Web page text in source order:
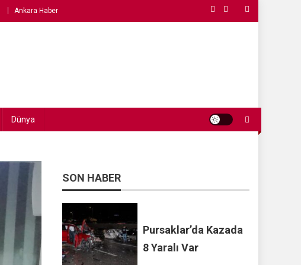
Ankara Haber
Dünya
SON HABER
Pursaklar’da Kazada
8 Yaralı Var